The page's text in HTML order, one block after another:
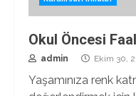
Okul Öncesi
admin Ekim 30,
Yaşamınıza renk